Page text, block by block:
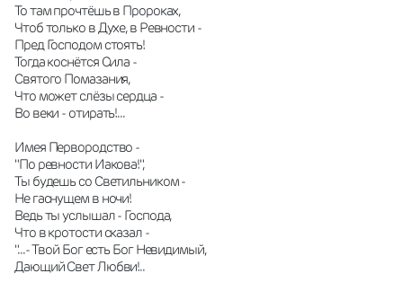
То там прочтёшь в Пророках,
Чтоб только в Духе, в Ревности -
Пред Господом стоять!
Тогда коснётся Сила -
Святого Помазания,
Что может слёзы сердца -
Во веки - отирать!...
Имея Первородство -
"По ревности Иакова!",
Ты будешь со Светильником -
Не гаснущем в ночи!
Ведь ты услышал - Господа,
Что в кротости сказал -
"...- Твой Бог есть Бог Невидимый,
Дающий Свет Любви!..